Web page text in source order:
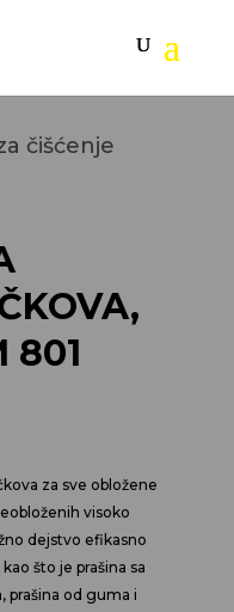
čišćenje
801
za sve obložene
visoko
dejstvo efikasno
što je prašina sa
prašina od guma i